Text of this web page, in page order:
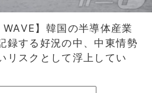
】韓国の半導体産業
録する好況の中、中東情勢
リスクとして浮上してい